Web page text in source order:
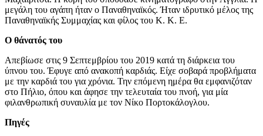
μεγάλη του αγάπη ήταν ο Παναθηναϊκός. Ήταν ιδρυτικό μέλος της
Παναθηναϊκής Συμμαχίας και φίλος του Κ. Κ. Ε.
Ο θάνατός του
Απεβίωσε στις 9 Σεπτεμβρίου του 2019 κατά τη διάρκεια του
ύπνου του. Έφυγε από ανακοπή καρδιάς. Είχε σοβαρά προβλήματα
με την καρδιά του για χρόνια. Την επόμενη ημέρα θα εμφανιζόταν
στο Πήλιο, όπου και άφησε την τελευταία του πνοή, για μία
φιλανθρωπική συναυλία με τον Νίκο Πορτοκάλογλου.
Πηγές